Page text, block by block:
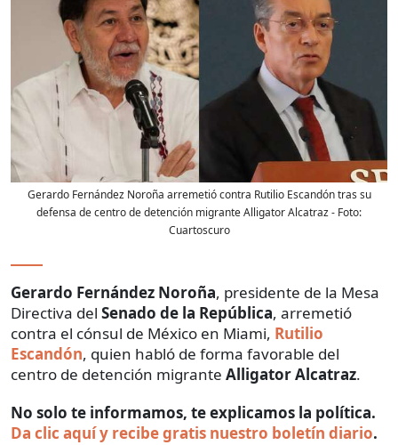
Gerardo Fernández Noroña arremetió contra Rutilio Escandón tras su
defensa de centro de detención migrante Alligator Alcatraz- Foto:
Cuartoscuro
Gerardo Fernández Noroña, presidente de la Mesa
Directiva del Senado de la República, arremetió
contra el cónsul de México en Miami, Rutilio
Escandón, quien habló de forma favorable del
centro de detención migrante Alligator Alcatraz.
No solo te informamos, te explicamos la política.
Da clic aquí y recibe gratis nuestro boletín diario.